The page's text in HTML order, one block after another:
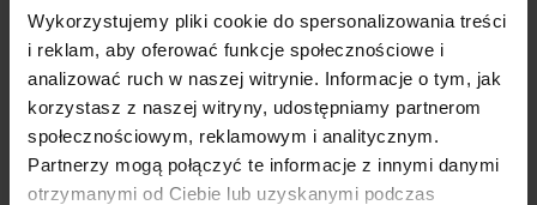
Wykorzystujemy pliki cookie do spersonalizowania treści
i reklam, aby oferować funkcje społecznościowe i
analizować ruch w naszej witrynie. Informacje o tym, jak
korzystasz z naszej witryny, udostępniamy partnerom
społecznościowym, reklamowym i analitycznym.
Partnerzy mogą połączyć te informacje z innymi danymi
otrzymanymi od Ciebie lub uzyskanymi podczas
Zobacz inne raporty